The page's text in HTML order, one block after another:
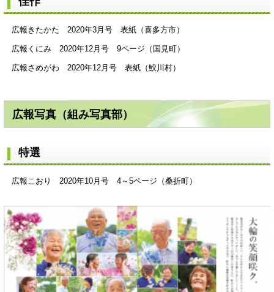
広報きたかた 2020年3月号 表紙（喜多方市）
広報くにみ 2020年12月号 9ページ（国見町）
広報さめがわ 2020年12月号 表紙（鮫川村）
広報写真（組み写真部）
特選
広報こおり 2020年10月号 4～5ページ（桑折町）